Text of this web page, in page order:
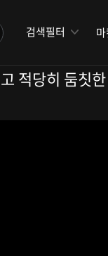
검색필터
적당히 둠칫